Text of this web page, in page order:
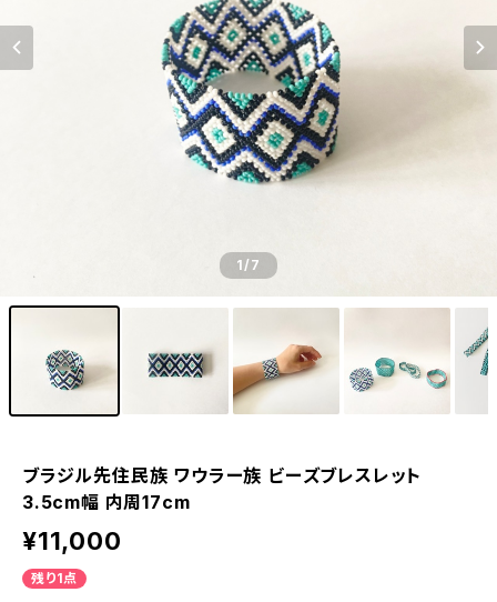
1/7
ブラジル先住民族 ワウラー族 ビーズブレスレット
3.5cm幅 内周17cm
¥11,000
残り1点